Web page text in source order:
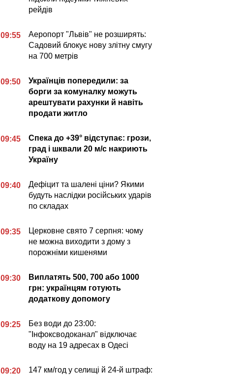
рейдів
09:55
Аеропорт "Львів" не розширять:
Садовий блокує нову злітну смугу
на 700 метрів
09:50
Українців попередили: за
борги за комуналку можуть
арештувати рахунки й навіть
продати житло
09:45
Спека до +39° відступає: грози,
град і шквали 20 м/с накриють
Україну
09:40
Дефіцит та шалені ціни? Якими
будуть наслідки російських ударів
по складах
09:35
Церковне свято 7 серпня: чому
не можна виходити з дому з
порожніми кишенями
09:30
Виплатять 500, 700 або 1000
грн: українцям готують
додаткову допомогу
09:25
Без води до 23:00:
"Інфоксводоканал" відключає
воду на 19 адресах в Одесі
09:20
147 км/год у селищі й 24-й штраф: